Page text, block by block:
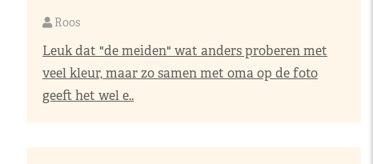
Roos
Leuk dat "de meiden" wat anders proberen met
veel kleur, maar zo samen met oma op de foto
geeft het wel e..